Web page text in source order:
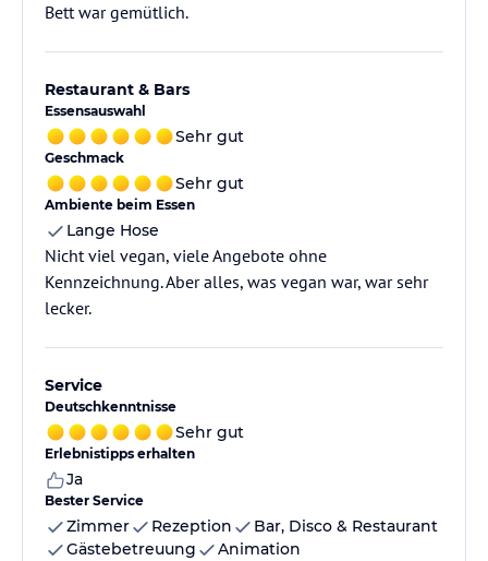
Bett war gemütlich.
Restaurant & Bars
Essensauswahl
Sehr gut
Geschmack
Sehr gut
Ambiente beim Essen
Lange Hose
Nicht viel vegan, viele Angebote ohne
Kennzeichnung. Aber alles, was vegan war, war sehr
lecker.
Service
Deutschkenntnisse
Sehr gut
Erlebnistipps erhalten
Ja
Bester Service
Zimmer Rezeption
Bar, Disco & Restaurant
Gästebetreuung
Animation